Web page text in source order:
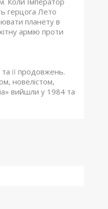
герцога Лето
планету в
армію проти
її продовжень.
новелістом,
вийшли у 1984 та